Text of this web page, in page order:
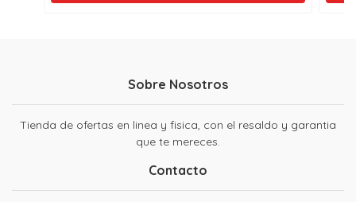
Sobre Nosotros
Tienda de ofertas en linea y fisica, con el resaldo y garantia
que te mereces.
Contacto